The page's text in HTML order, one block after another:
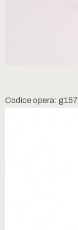
Codice opera: g157